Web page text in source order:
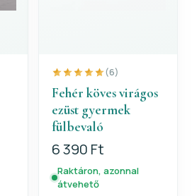
(6)
Fehér köves virágos
ezüst gyermek
fülbevaló
6 390 Ft
Raktáron, azonnal
átvehető